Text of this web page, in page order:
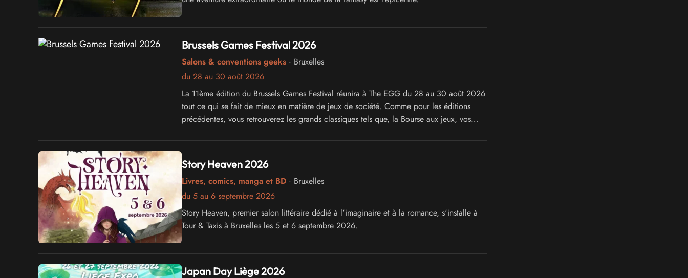
Brussels Games Festival 2026
Salons & conventions geeks· Bruxelles
du 28 au 30 août 2026
La 11ème édition du Brussels Games Festival réunira à The EGG du 28 au 30 août 2026
tout ce qui se fait de mieux en matière de jeux de société. Comme pour les éditions
précédentes, vous retrouverez les grands classiques tels que, la Bourse aux jeux, vos
accès libre !
Story Heaven 2026
Livres, comics, manga et BD· Bruxelles
du 5 au 6 septembre 2026
Story Heaven, premier salon littéraire dédié à l'imaginaire et à la romance, s'installe à
Tour & Taxis à Bruxelles les 5 et 6 septembre 2026.
Japan Day Liège 2026